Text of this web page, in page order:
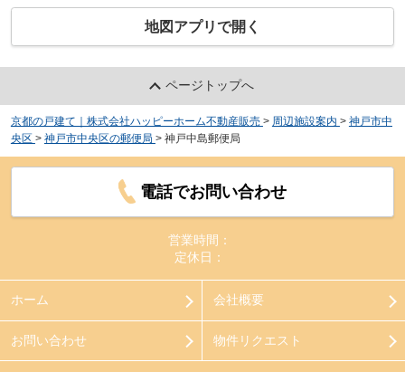
地図アプリで開く
ページトップへ
京都の戸建て｜株式会社ハッピーホーム不動産販売 > 周辺施設案内 > 神戸市中
央区 > 神戸市中央区の郵便局 > 神戸中島郵便局
電話でお問い合わせ
営業時間：
定休日：
ホーム 会社概要
お問い合わせ 物件リクエスト